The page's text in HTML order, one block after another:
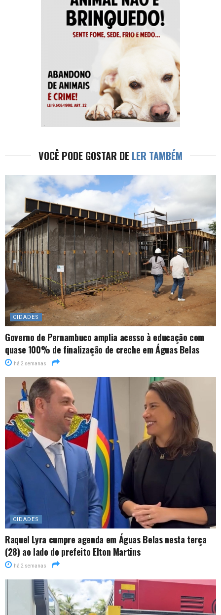
VOCÊ PODE GOSTAR DE LER TAMBÉM
CIDADES
Governo de Pernambuco amplia acesso à educação com
quase 100% de finalização de creche em Águas Belas
há 2 semanas
CIDADES
Raquel Lyra cumpre agenda em Águas Belas nesta terça
(28) ao lado do prefeito Elton Martins
há 2 semanas